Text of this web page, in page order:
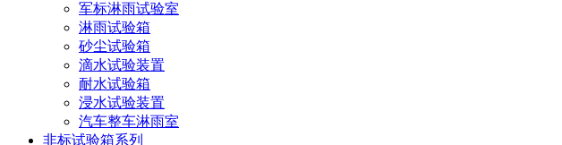
军标淋雨试验室
淋雨试验箱
砂尘试验箱
滴水试验装置
耐水试验箱
浸水试验装置
汽车整车淋雨室
非标试验箱系列